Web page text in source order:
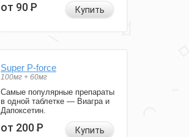
от 90Р Купить
Super P-force
100мг + 60мг
Самые популярные препараты
в одной таблетке — Виагра и
Дапоксетин.
от 200Р Купить